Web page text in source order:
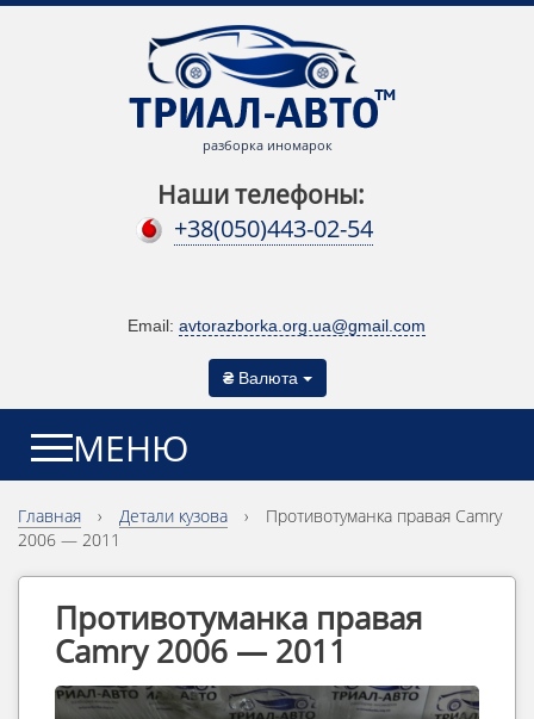
разборка иномарок
Наши телефоны:
+38(050)443-02-54
Email: avtorazborka.org.ua@gmail.com
₴ Валюта
МЕНЮ
Главная › Детали кузова ›
Противотуманка правая Camry
2006 — 2011
Противотуманка правая
Camry 2006 — 2011